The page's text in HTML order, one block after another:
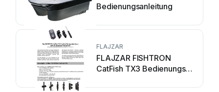
Bedienungsanleitung
FLAJZAR
FLAJZAR FISHTRON
CatFish TX3 Bedienungs-